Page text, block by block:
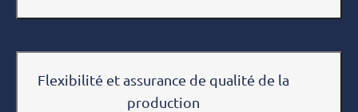
Flexibilité et assurance de qualité de la
production